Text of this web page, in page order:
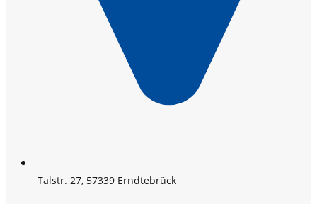
Talstr. 27, 57339 Erndtebrück